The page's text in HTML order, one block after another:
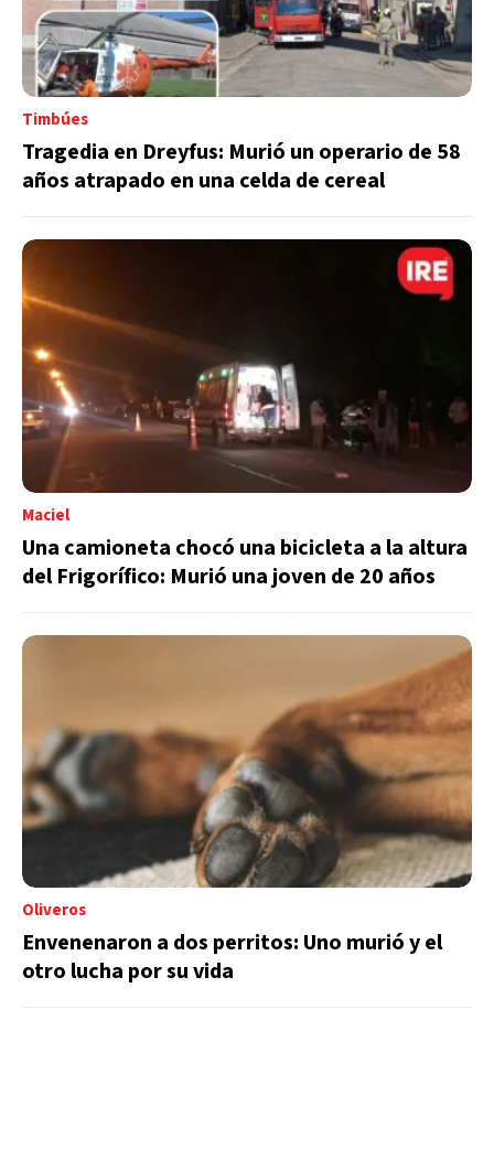
Timbúes
Tragedia en Dreyfus: Murió un operario de 58
años atrapado en una celda de cereal
Maciel
Una camioneta chocó una bicicleta a la altura
del Frigorífico: Murió una joven de 20 años
Oliveros
Envenenaron a dos perritos: Uno murió y el
otro lucha por su vida